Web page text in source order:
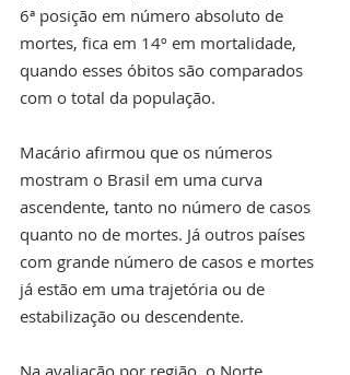
6ª posição em número absoluto de
mortes, fica em 14º em mortalidade,
quando esses óbitos são comparados
com o total da população.
Macário afirmou que os números
mostram o Brasil em uma curva
ascendente, tanto no número de casos
quanto no de mortes. Já outros países
com grande número de casos e mortes
já estão em uma trajetória ou de
estabilização ou descendente.
Na avaliação por região, o Norte